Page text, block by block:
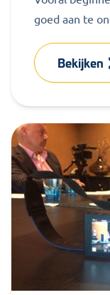
goed aan te
geen...Bekijken